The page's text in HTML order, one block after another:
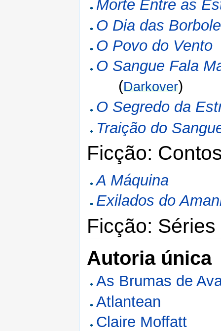
Morte Entre as
O Dia das
O Povo do Vento
O Sangue Fala
(Darkover)
O Segredo da
Traição do
Ficção:
A Máquina
Exilados do
Ficção: Séries
Autoria única
As Brumas de
Atlantean
Claire Moffatt